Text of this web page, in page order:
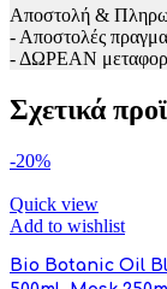
Αποστολή &
- Αποστολές
- ΔΩΡΕΑΝ
Σχετικά
-20%
Quick view
Add to wishlist
Bio Botanic Oil